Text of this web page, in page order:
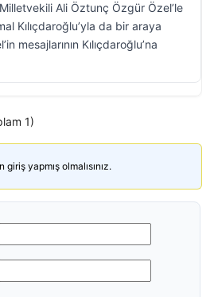
Ali Öztunç Özgür Özel’le
Kılıçdaroğlu’yla da bir araya
mesajlarının Kılıçdaroğlu’na
1)
yapmış olmalısınız.